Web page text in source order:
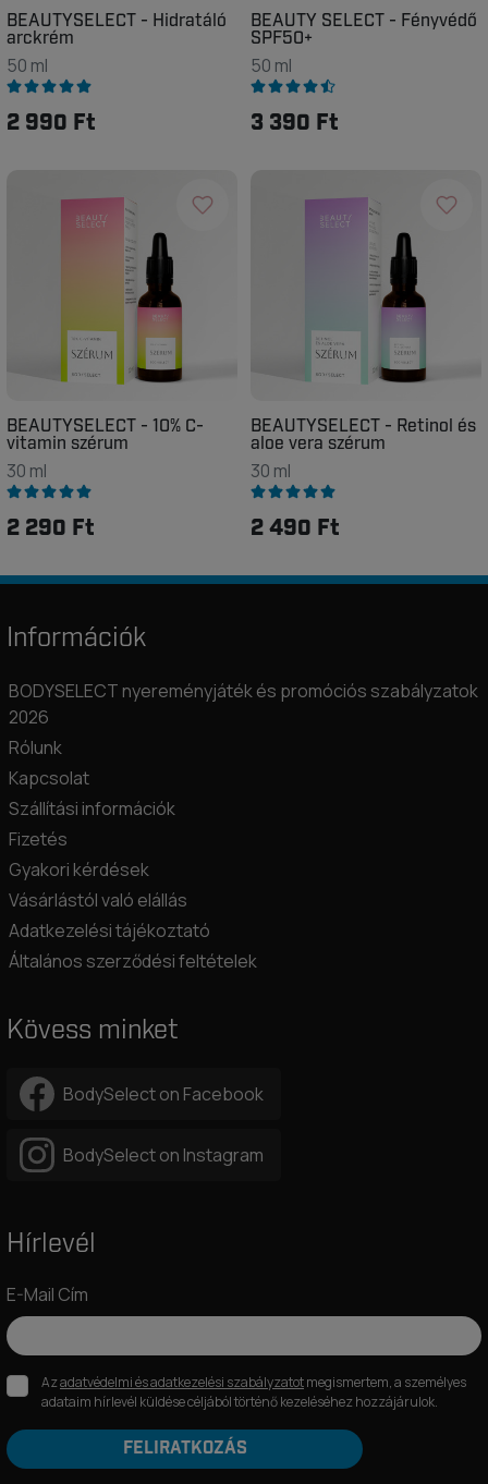
BEAUTYSELECT - Hidratáló
arckrém
50 ml
2 990 Ft
BEAUTY SELECT - Fényvédő
SPF50+
50 ml
3 390 Ft
BEAUTYSELECT - 10% C-
vitamin szérum
30 ml
2 290 Ft
BEAUTYSELECT - Retinol és
aloe vera szérum
30 ml
2 490 Ft
Információk
BODYSELECT nyereményjáték és promóciós szabályzatok
2026
Rólunk
Kapcsolat
Szállítási információk
Fizetés
Gyakori kérdések
Vásárlástól való elállás
Adatkezelési tájékoztató
Általános szerződési feltételek
Kövess minket
BodySelect on Facebook
BodySelect on Instagram
Hírlevél
E-Mail Cím
Azadatvédelmi és adatkezelési szabályzatotmegismertem, a személyes
adataim hírlevél küldése céljából történő kezeléséhez hozzájárulok.
FELIRATKOZÁS